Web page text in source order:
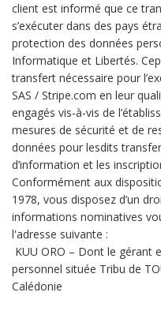
client est informé que ce
s’exécuter dans des pays
protection des données
Informatique et Libertés.
transfert nécessaire pour
SAS / Stripe.com en leur
engagés vis-à-vis de
mesures de sécurité et de
données pour lesdits
d’information et les
Conformément aux
1978, vous disposez d’un
informations nominatives
l'adresse suivante :
KUU ORO – Dont le gérant
personnel située Tribu de
Calédonie